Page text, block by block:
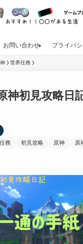
お問い合わせ プライバ
世界任務
神初見攻略
務 初見攻略 原神 原